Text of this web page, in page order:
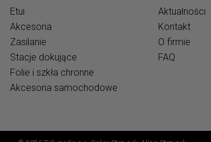
Etui
Akcesoria
Zasilanie
Stacje dokujące
Folie i szkła chronne
Akcesoria samochodowe
Aktualności
Kontakt
O firmie
FAQ